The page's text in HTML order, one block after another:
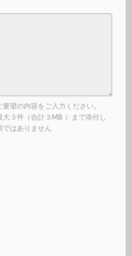
望の内容をご入力ください。
３件（合計３MB ）まで添付し
はありません